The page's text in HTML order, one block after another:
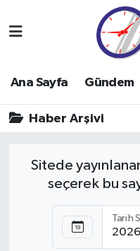
Ana Sayfa Gündem
Haber Arşivi
Sitede
seçerek bu
Tarih
Gündem
Güncel
Asayiş
Eğitim
Ordu Nöbetçi
Ordu Hava Durumu
Ordu Namaz
Ordu Trafik
Tüm Manşetler